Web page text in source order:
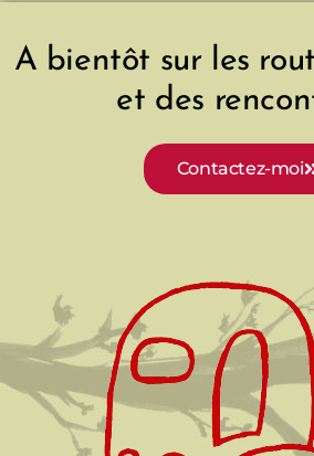
A bientôt sur les
et des
Contactez-moi